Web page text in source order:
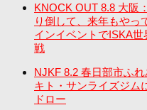
KNOCK OUT 8.8 大阪
り倒して、来年もやっ
インイベントでISKA
戦
NJKF 8.2 春日部市ふ
キト・サンライズジム
ドロー